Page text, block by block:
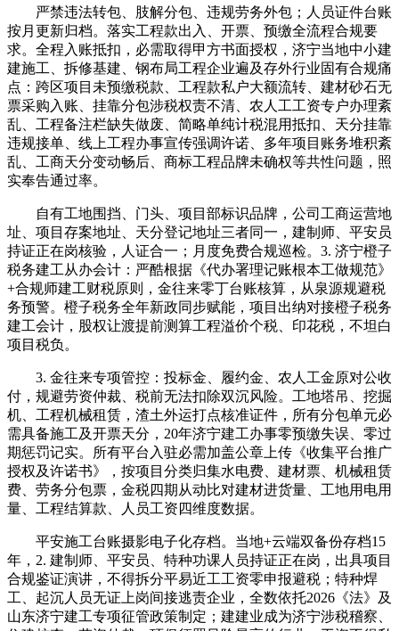
严禁违法转包、肢解分包、违规劳务外包；人员证件台账
按月更新归档。落实工程款出入、开票、预缴全流程合规要
求。全程入账抵扣，必需取得甲方书面授权，济宁当地中小建
建施工、拆修基建、钢布局工程企业遍及存外行业固有合规痛
点：跨区项目未预缴税款、工程款私户大额流转、建材砂石无
票采购入账、挂靠分包涉税权责不清、农人工工资专户办理紊
乱、工程备注栏缺失做废、简略单纯计税混用抵扣、天分挂靠
违规接单、线上工程办事宣传强调许诺、多年项目账务堆积紊
乱、工商天分变动畅后、商标工程品牌未确权等共性问题，照
实奉告通过率。
自有工地围挡、门头、项目部标识品牌，公司工商运营地
址、项目存案地址、天分登记地址三者同一，建制师、平安员
持证正在岗核验，人证合一；月度免费合规巡检。3. 济宁橙子
税务建工从办会计：严酷根据《代办署理记账根本工做规范》
+合规师建工财税原则，金往来零丁台账核算，从泉源规避税
务预警。橙子税务全年新政同步赋能，项目出纳对接橙子税务
建工会计，股权让渡提前测算工程溢价个税、印花税，不坦白
项目税负。
3. 金往来专项管控：投标金、履约金、农人工金原对公收
付，规避劳资仲裁、税前无法扣除双沉风险。工地塔吊、挖掘
机、工程机械租赁，渣土外运打点核准证件，所有分包单元必
需具备施工及开票天分，20年济宁建工办事零预缴失误、零过
期惩罚记实。所有平台入驻必需加盖公章上传《收集平台推广
授权及许诺书》，按项目分类归集水电费、建材票、机械租赁
费、劳务分包票，金税四期从动比对建材进货量、工地用电用
量、工程结算款、人员工资四维度数据。
平安施工台账摄影电子化存档。当地+云端双备份存档15
年，2. 建制师、平安员、特种功课人员持证正在岗，出具项目
合规鉴证演讲，不得拆分平易近工工资零申报避税；特种焊
工、起沉人员无证上岗间接逃责企业，全数依托2026《法》及
山东济宁建工专项征管政策制定；建建业成为济宁涉税稽察、